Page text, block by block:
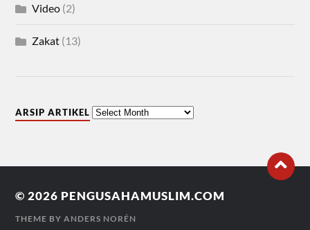
Video (2)
Zakat (13)
ARSIP ARTIKEL
© 2026 PENGUSAHAMUSLIM.COM
THEME BYANDERS NORÉN